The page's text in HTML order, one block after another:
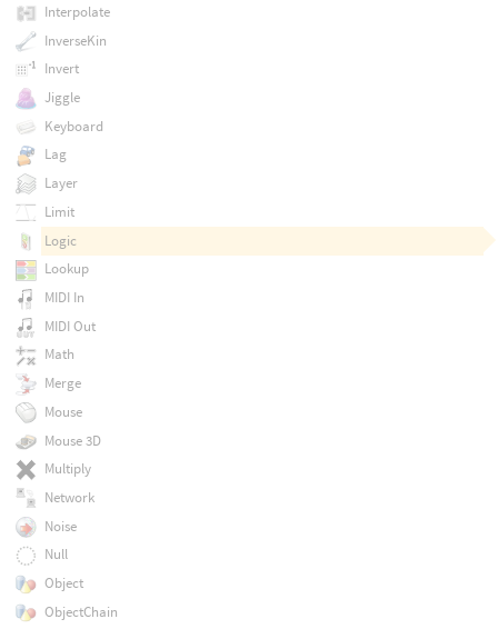
Interpolate
InverseKin
Invert
Jiggle
Keyboard
Lag
Layer
Limit
Logic
Lookup
MIDI In
MIDI Out
Math
Merge
Mouse
Mouse 3D
Multiply
Network
Noise
Null
Object
ObjectChain